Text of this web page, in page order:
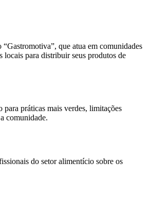
que atua em comunidades
locais para distribuir seus produtos de
práticas mais verdes, limitações
comunidade.
do setor alimentício sobre os